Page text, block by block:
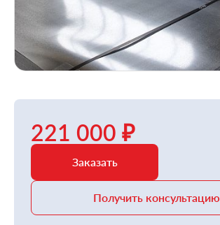
221 000 ₽
Заказать
Получить консультацию